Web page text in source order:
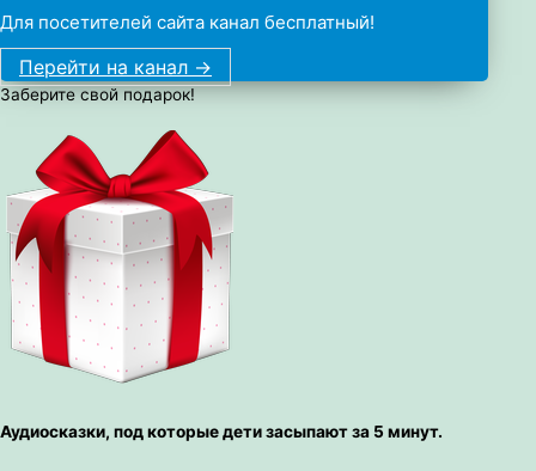
Для посетителей сайта канал бесплатный!
Перейти на канал ->
Заберите свой подарок!
Аудиосказки, под которые дети засыпают за 5 минут.